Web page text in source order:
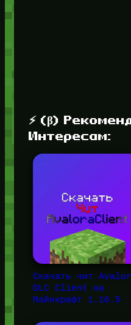
⚡ (β)
Интересам:
Скачать чит
DLC Client на
Майнкрафт 1.16.5